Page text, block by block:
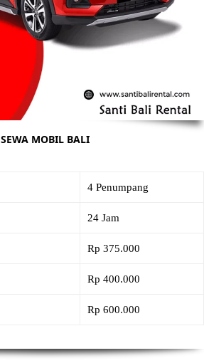
SEWA MOBIL BALI
4 Penumpang
24 Jam
Rp 375.000
Rp 400.000
Rp 600.000